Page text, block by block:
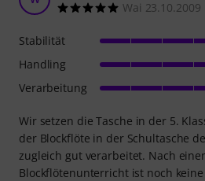
Wai 23.10.2009
Wir setzen die Tasche in der 5.
der Blockflöte in der Schultasche
zugleich gut verarbeitet. Nach
Blockflötenunterricht ist noch
Stabilität
Handling
Verarbeitung